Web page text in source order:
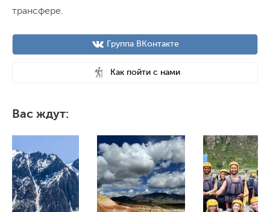
трансфере.
Группа ВКонтакте
Как пойти с нами
Вас ждут: